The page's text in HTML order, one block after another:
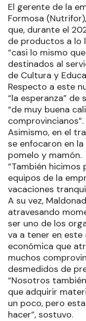
El gerente de la
Formosa
que, durante el
de productos a lo
“casi lo mismo
destinados al
de Cultura y
Respecto a este
“la esperanza”
“de muy buena
comprovincianos”.
Asimismo, en el
se enfocaron en
pomelo y mamón.
“También
equipos de la
vacaciones
A su vez,
atravesando
ser uno de los
va a tener en este
económica que
muchos
desmedidos de
“Nosotros
que adquirir
un poco, pero
hacer”, sostuvo.